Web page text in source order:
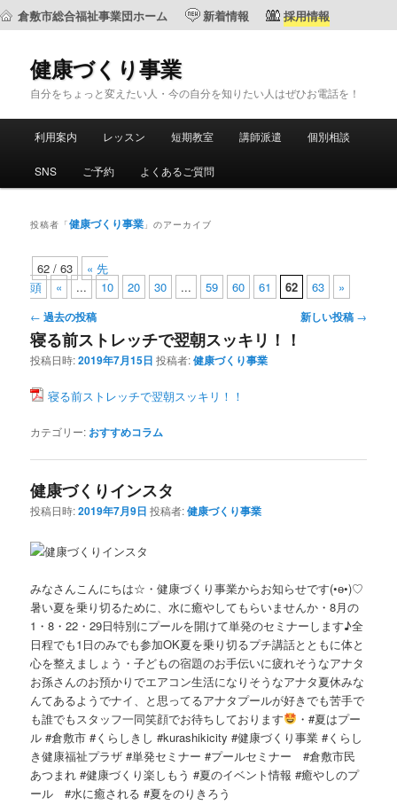
倉敷市総合福祉事業団ホーム 新着情報 採用情報
健康づくり事業
自分をちょっと変えたい人・今の自分を知りたい人はぜひお電話を！
メ
メ
イ
コ
テ
ン
ツ
へ
移
動
サ
ブ
ン
ン
ツ
へ
移
動
利用案内 レッスン 短期教室 講師派遣 個別相談
SNS ご予約 よくあるご質問
投稿者「健康づくり事業 」のアーカイブ
62 / 63
« 先
頭
« ... 10 20 30 ... 59 60 61 62 63
»
投
稿
ナ
ビ
ゲ
ー
シ
ン
← 過去の投稿 新しい投稿 →
寝る前ストレッチで翌朝スッキリ！！
投稿日時:2019年7月15日 投稿者:健康づくり事業
寝る前ストレッチで翌朝スッキリ！！
カテゴリー: おすすめコラム
健康づくりインスタ
投稿日時:2019年7月9日 投稿者:健康づくり事業
みなさんこんにちは☆・健康づくり事業からお知らせです(•ө•)♡
暑い夏を乗り切るために、水に癒やしてもらいませんか・8月の
1・8・22・29日特別にプールを開けて単発のセミナーします♪全
日程でも1日のみでも参加OK夏を乗り切るプチ講話とともに体と
心を整えましょう・子どもの宿題のお手伝いに疲れそうなアナタ
お孫さんのお預かりでエアコン生活になりそうなアナタ夏休みな
んてあるようでナイ、と思ってるアナタプールが好きでも苦手で
も誰でもスタッフ一同笑顔でお待ちしております
・#夏はプー
ル #倉敷市 #くらしきし #kurashikicity #健康づくり事業 #くらし
き健康福祉プラザ #単発セミナー #プールセミナー #倉敷市民
あつまれ #健康づくり楽しもう #夏のイベント情報 #癒やしのプ
ール #水に癒される #夏をのりきろう